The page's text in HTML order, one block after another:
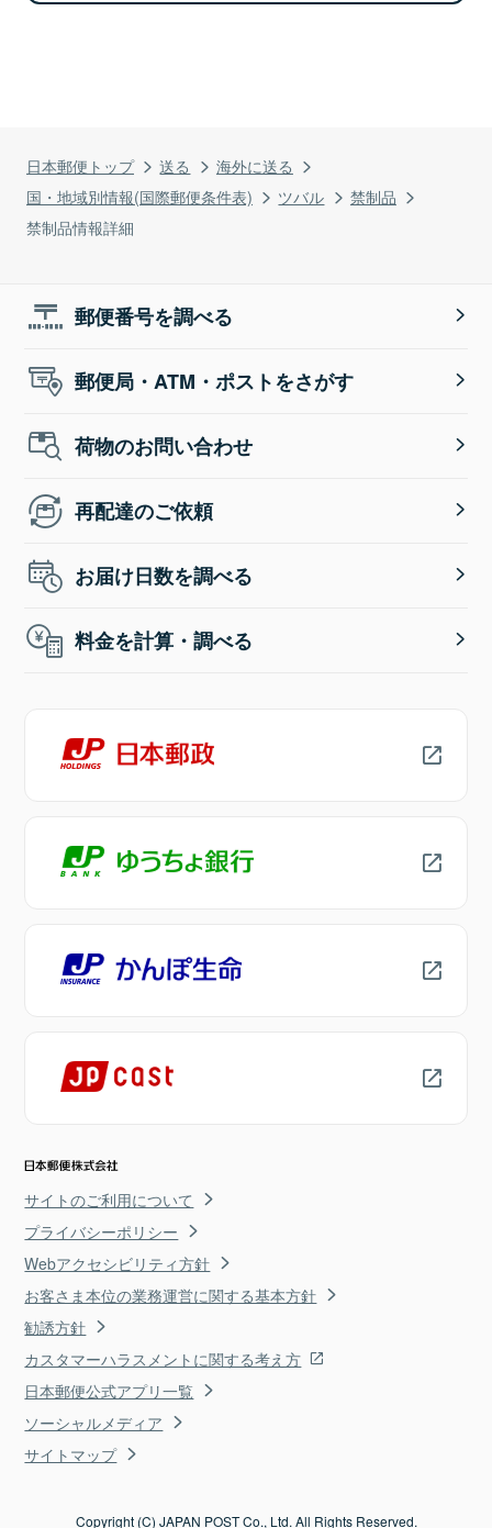
日本郵便トップ 送る
海外に送る
国・地域別情報(国際郵便条件表)
ツバル
禁制品
禁制品情報詳細
郵便番号を調べる
郵便局・ATM・ポストをさがす
荷物のお問い合わせ
再配達のご依頼
お届け日数を調べる
料金を計算・調べる
サイトのご利用について
プライバシーポリシー
Webアクセシビリティ方針
お客さま本位の業務運営に関する基本方針
勧誘方針
カスタマーハラスメントに関する考え方
日本郵便公式アプリ一覧
ソーシャルメディア
サイトマップ
Copyright (C) JAPAN POST Co., Ltd. All Rights Reserved.